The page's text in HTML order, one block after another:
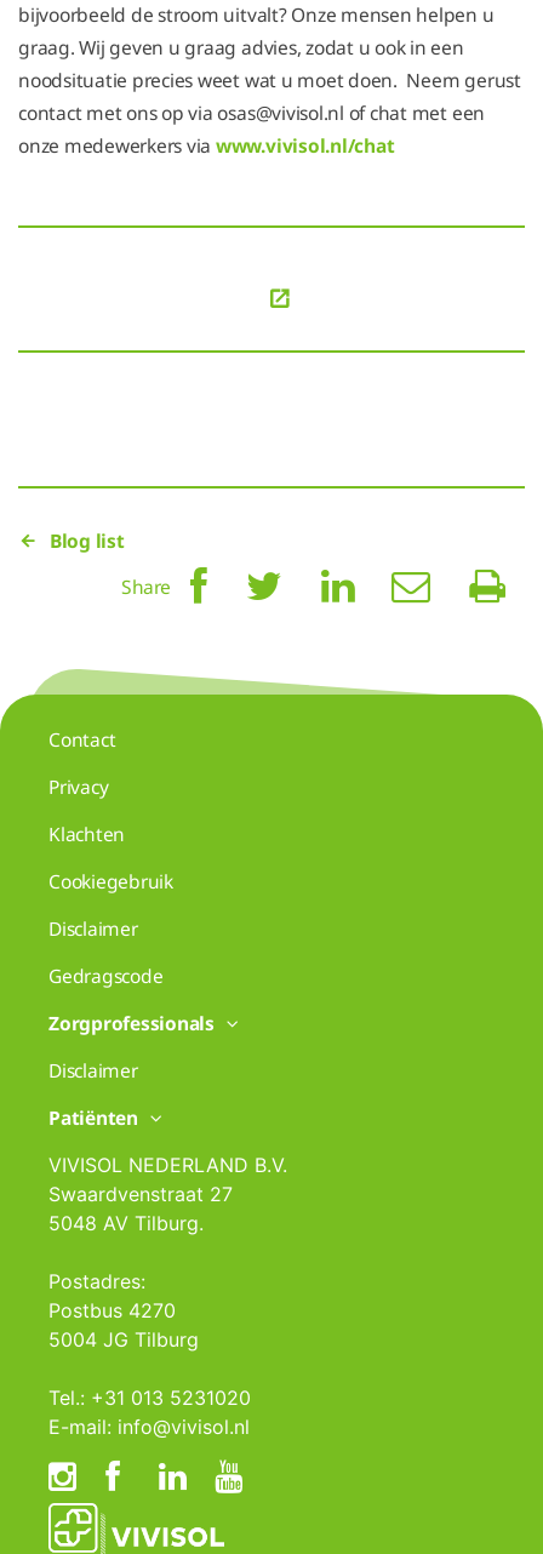
bijvoorbeeld de stroom uitvalt? Onze mensen helpen u
graag. Wij geven u graag advies, zodat u ook in een
noodsituatie precies weet wat u moet doen. Neem gerust
contact met ons op via osas@vivisol.nl of chat met een
onze medewerkers via www.vivisol.nl/chat
Blog list
Share
Contact
Privacy
Klachten
Cookiegebruik
Disclaimer
Gedragscode
Zorgprofessionals
Disclaimer
Patiënten
VIVISOL NEDERLAND B.V.
Swaardvenstraat 27
5048 AV Tilburg.
Postadres:
Postbus 4270
5004 JG Tilburg
Tel.: +31 013 5231020
E-mail: info@vivisol.nl